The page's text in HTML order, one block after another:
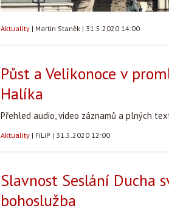
Aktuality | Martin Staněk | 31.5.2020 14:00
Půst a Velikonoce v
Halíka
Přehled audio, video záznamů a plných
Aktuality | FiLiP | 31.5.2020 12:00
Slavnost Seslání Ducha
bohoslužba